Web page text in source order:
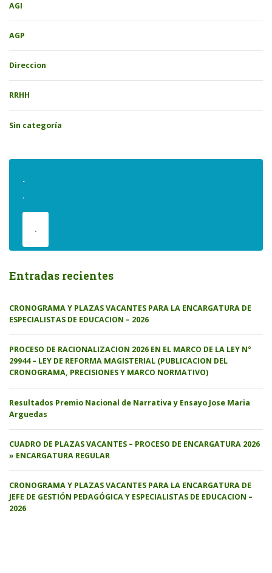
AGI
AGP
Direccion
RRHH
Sin categoría
.
.
.
Entradas recientes
CRONOGRAMA Y PLAZAS VACANTES PARA LA ENCARGATURA DE
ESPECIALISTAS DE EDUCACION – 2026
PROCESO DE RACIONALIZACION 2026 EN EL MARCO DE LA LEY N°
29944 – LEY DE REFORMA MAGISTERIAL (PUBLICACION DEL
CRONOGRAMA, PRECISIONES Y MARCO NORMATIVO)
Resultados Premio Nacional de Narrativa y Ensayo Jose Maria
Arguedas
CUADRO DE PLAZAS VACANTES – PROCESO DE ENCARGATURA 2026
» ENCARGATURA REGULAR
CRONOGRAMA Y PLAZAS VACANTES PARA LA ENCARGATURA DE
JEFE DE GESTIÓN PEDAGÓGICA Y ESPECIALISTAS DE EDUCACION –
2026